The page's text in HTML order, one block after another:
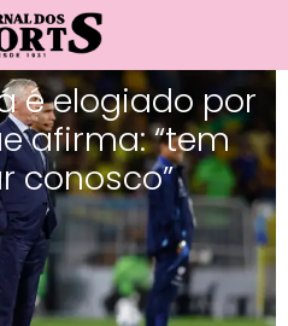
é elogiado por
afirma: “tem
conosco”